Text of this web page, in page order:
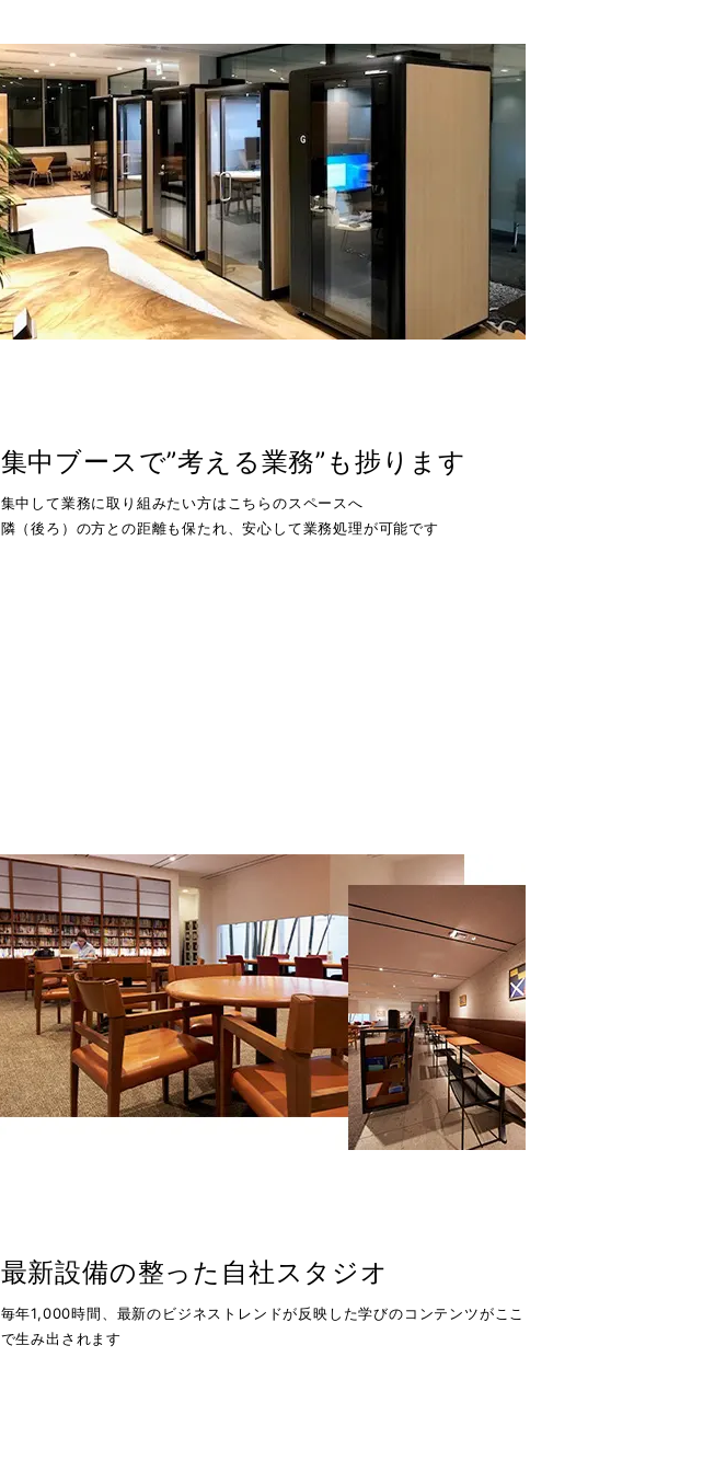
集中ブースで”考える業務”も捗ります
集中して業務に取り組みたい方はこちらのスペースへ
隣（後ろ）の方との距離も保たれ、安心して業務処理が可能です
最新設備の整った自社スタジオ
毎年1,000時間、最新のビジネストレンドが反映した学びのコンテンツがここ
で生み出されます